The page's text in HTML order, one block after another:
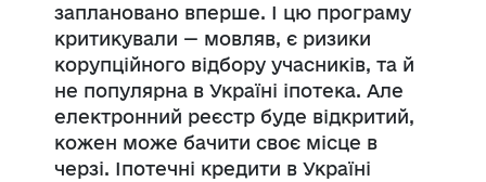
заплановано вперше. І цю програму
критикували — мовляв, є ризики
корупційного відбору учасників, та й
не популярна в Україні іпотека. Але
електронний реєстр буде відкритий,
кожен може бачити своє місце в
черзі. Іпотечні кредити в Україні